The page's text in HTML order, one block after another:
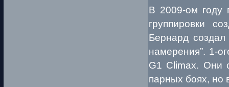
В 2009-ом году
группировки
Бернард
намерения”. 1-
G1 Climax. Они
парных боях, но